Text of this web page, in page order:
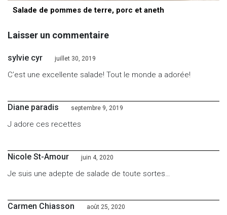
Salade de pommes de terre, porc et aneth
Laisser un commentaire
sylvie cyr juillet 30, 2019
C’est une excellente salade! Tout le monde a adorée!
Diane paradis septembre 9, 2019
J adore ces recettes
Nicole St-Amour juin 4, 2020
Je suis une adepte de salade de toute sortes…
Carmen Chiasson août 25, 2020